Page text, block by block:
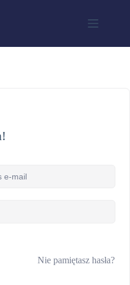
Nie pamiętasz hasła?